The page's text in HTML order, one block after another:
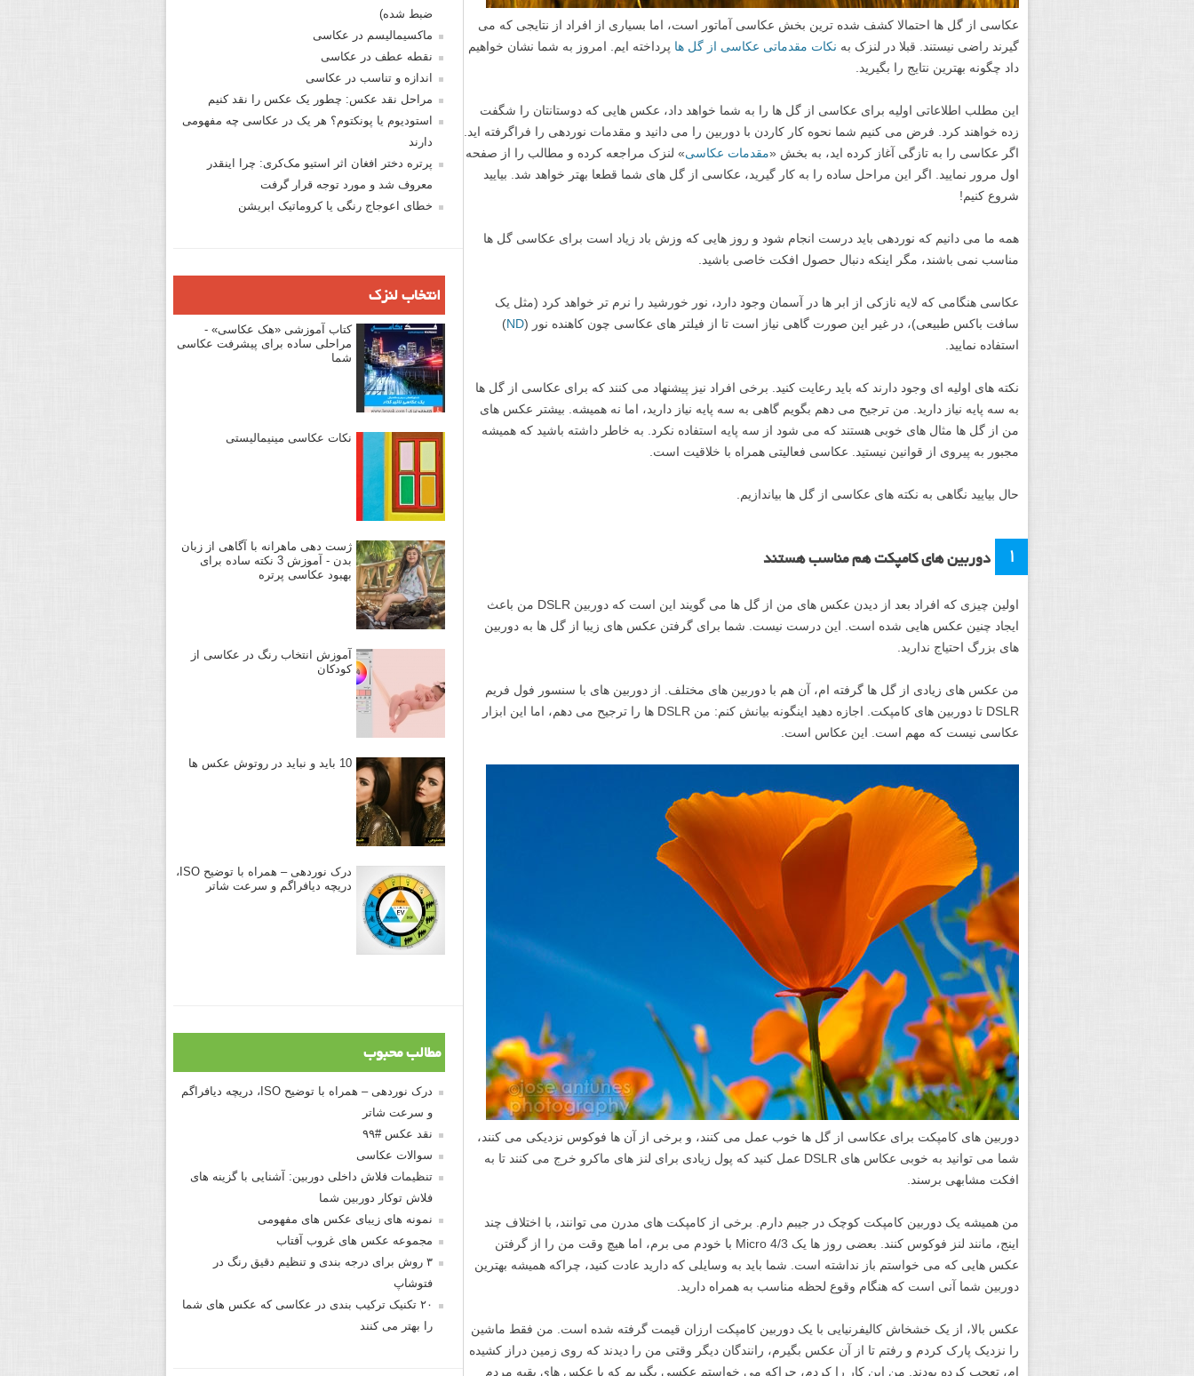
عکاسی از گل ها احتمالا کشف شده ترین بخش عکاسی آماتور است، اما بسیاری از افراد از نتایجی که می
گیرند راضی نیستند. قبلا در لنزک به نکات مقدماتی عکاسی از گل ها پرداخته ایم. امروز به شما نشان خواهیم
داد چگونه بهترین نتایج را بگیرید.
این مطلب اطلاعاتی اولیه برای عکاسی از گل ها را به شما خواهد داد، عکس هایی که دوستانتان را شگفت
زده خواهند کرد. فرض می کنیم شما نحوه کار کاردن با دوربین را می دانید و مقدمات نوردهی را فراگرفته اید.
اگر عکاسی را به تازگی آغاز کرده اید، به بخش «مقدمات عکاسی» لنزک مراجعه کرده و مطالب را از صفحه
اول مرور نمایید. اگر این مراحل ساده را به کار گیرید، عکاسی از گل های شما قطعا بهتر خواهد شد. بیایید
شروع کنیم!
همه ما می دانیم که نوردهی باید درست انجام شود و روز هایی که وزش باد زیاد است برای عکاسی گل ها
مناسب نمی باشند، مگر اینکه دنبال حصول افکت خاصی باشید.
عکاسی هنگامی که لایه نازکی از ابر ها در آسمان وجود دارد، نور خورشید را نرم تر خواهد کرد (مثل یک
سافت باکس طبیعی)، در غیر این صورت گاهی نیاز است تا از فیلتر های عکاسی چون کاهنده نور (ND
)
استفاده نمایید.
نکته های اولیه ای وجود دارند که باید رعایت کنید. برخی افراد نیز پیشنهاد می کنند که برای عکاسی از گل ها
به سه پایه نیاز دارید. من ترجیح می دهم بگویم گاهی به سه پایه نیاز دارید، اما نه همیشه. بیشتر عکس های
من از گل ها مثال های خوبی هستند که می شود از سه پایه استفاده نکرد. به خاطر داشته باشید که همیشه
مجبور به پیروی از قوانین نیستید. عکاسی فعالیتی همراه با خلاقیت است.
حال بیایید نگاهی به نکته های عکاسی از گل ها بیاندازیم.
۱ دوربین های کامپکت هم مناسب هستند
اولین چیزی که افراد بعد از دیدن عکس های من از گل ها می گویند این است که دوربین DSLR من باعث
ایجاد چنین عکس هایی شده است. این درست نیست. شما برای گرفتن عکس های زیبا از گل ها به دوربین
های بزرگ احتیاج ندارید.
من عکس های زیادی از گل ها گرفته ام، آن هم با دوربین های مختلف. از دوربین های با سنسور فول فریم
DSLR تا دوربین های کامپکت. اجازه دهید اینگونه بیانش کنم: من DSLR ها را ترجیح می دهم، اما این ابزار
عکاسی نیست که مهم است. این عکاس است.
دوربین های کامپکت برای عکاسی از گل ها خوب عمل می کنند، و برخی از آن ها فوکوس نزدیکی می کنند،
شما می توانید به خوبی عکاس های DSLR عمل کنید که پول زیادی برای لنز های ماکرو خرج می کنند تا به
افکت مشابهی برسند.
من همیشه یک دوربین کامپکت کوچک در جیبم دارم. برخی از کامپکت های مدرن می توانند، با اختلاف چند
اینج، مانند لنز فوکوس کنند. بعضی روز ها یک Micro 4/3 با خودم می برم، اما هیچ وقت من را از گرفتن
عکس هایی که می خواستم باز نداشته است. شما باید به وسایلی که دارید عادت کنید، چراکه همیشه بهترین
دوربین شما آنی است که هنگام وقوع لحظه مناسب به همراه دارید.
عکس بالا، از یک خشخاش کالیفرنیایی با یک دوربین کامپکت ارزان قیمت گرفته شده است. من فقط ماشین
را نزدیک پارک کردم و رفتم تا از آن عکس بگیرم، رانندگان دیگر وقتی من را دیدند که روی زمین دراز کشیده
ام، تعجب کرده بودند. من این کار را کردم، چراکه می خواستم عکسی بگیریم که با عکس های بقیه مردم
ضبط شده)
ماکسیمالیسم در عکاسی
نقطه عطف در عکاسی
اندازه و تناسب در عکاسی
مراحل نقد عکس: چطور یک عکس را نقد کنیم
استودیوم یا پونکتوم؟ هر یک در عکاسی چه مفهومی
دارند
پرتره دختر افغان اثر استیو مک‌کری: چرا اینقدر
معروف شد و مورد توجه قرار گرفت
خطای اعوجاج رنگی یا کروماتیک ابریشن
انتخاب لنزک
کتاب آموزشی «هک عکاسی» -
مراحلی ساده برای پیشرفت عکاسی
شما
نکات عکاسی مینیمالیستی
ژست دهی ماهرانه با آگاهی از زبان
بدن - آموزش 3 نکته ساده برای
بهبود عکاسی پرتره
آموزش انتخاب رنگ در عکاسی از
کودکان
10 باید و نباید در روتوش عکس ها
درک نوردهی – همراه با توضیح ISO،
دریچه دیافراگم و سرعت شاتر
مطالب محبوب
درک نوردهی – همراه با توضیح ISO، دریچه دیافراگم
و سرعت شاتر
نقد عکس #۹۹
سوالات عکاسی
تنظیمات فلاش داخلی دوربین: آشنایی با گزینه های
فلاش توکار دوربین شما
نمونه های زیبای عکس های مفهومی
مجموعه عکس های غروب آفتاب
۳ روش برای درجه بندی و تنظیم دقیق رنگ در
فتوشاپ
۲۰ تکنیک ترکیب بندی در عکاسی که عکس های شما
را بهتر می کنند